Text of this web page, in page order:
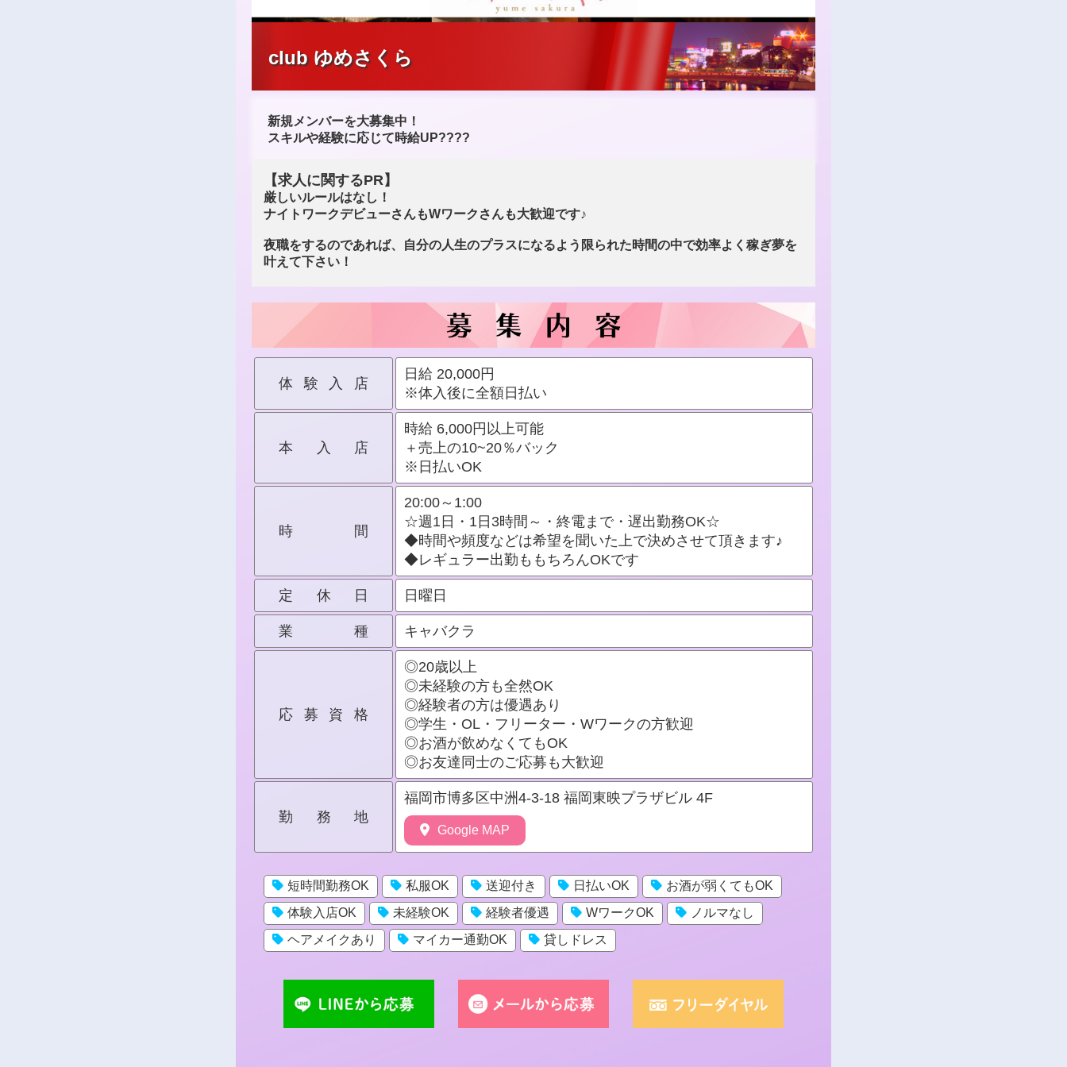
club ゆめさくら
新規メンバーを大募集中！
スキルや経験に応じて時給UP????
【求人に関するPR】
厳しいルールはなし！
ナイトワークデビューさんもWワークさんも大歓迎です♪
夜職をするのであれば、自分の人生のプラスになるよう限られた時間の中で効率よく稼ぎ夢を
叶えて下さい！
体験入店
日給 20,000円
※体入後に全額日払い
本入店
時給 6,000円以上可能
＋売上の10~20％バック
※日払いOK
時間
20:00～1:00
☆週1日・1日3時間～・終電まで・遅出勤務OK☆
◆時間や頻度などは希望を聞いた上で決めさせて頂きます♪
◆レギュラー出勤ももちろんOKです
定休日 日曜日
業種 キャバクラ
応募資格
◎20歳以上
◎未経験の方も全然OK
◎経験者の方は優遇あり
◎学生・OL・フリーター・Wワークの方歓迎
◎お酒が飲めなくてもOK
◎お友達同士のご応募も大歓迎
勤務地
福岡市博多区中洲4-3-18 福岡東映プラザビル 4F
Google MAP
短時間勤務OK 私服OK 送迎付き 日払いOK
お酒が弱くてもOK
体験入店OK
未経験OK 経験者優遇 WワークOK
ノルマなし
ヘアメイクあり
マイカー通勤OK 貸しドレス